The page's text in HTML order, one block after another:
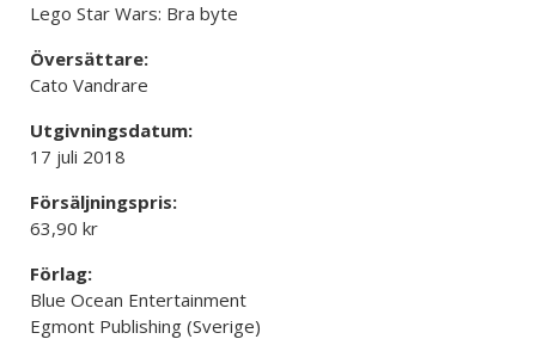
Lego Star Wars: Bra byte
Översättare:
Cato Vandrare
Utgivningsdatum:
17 juli 2018
Försäljningspris:
63,90 kr
Förlag:
Blue Ocean Entertainment
Egmont Publishing (Sverige)